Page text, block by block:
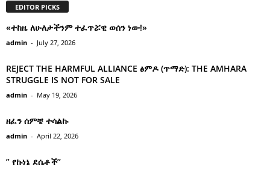
EDITOR PICKS
«ተከዜ ለሁለታችንም ተፈጥሯዊ ወሰን ነው!»
admin - July 27, 2026
REJECT THE HARMFUL ALLIANCE ፅምዶ (ጥማድ): THE AMHARA
STRUGGLE IS NOT FOR SALE
admin - May 19, 2026
ዘፈን ሰምቼ ተሳልኩ
admin - April 22, 2026
” የኩነኔ ደሴቶች’’